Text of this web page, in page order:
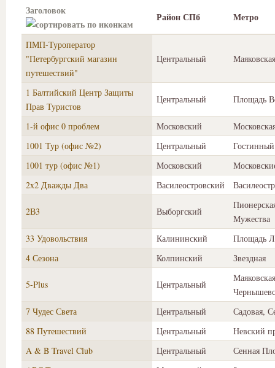
Заголовок
Район СПб Метро
ПМП-Туроператор
"Петербургский магазин
путешествий"
Центральный Маяковская
1 Балтийский Центр Защиты
Прав Туристов
Центральный Площадь
1-й офис 0 проблем Московский
1001 Тур (офис №2)
Центральный
1001 тур (офис №1)
Московский
2x2 Дважды Два
Василеостровский
2В3 Выборгский
Мужества
33 Удовольствия
Калининский
Площадь
4 Сезона
Колпинский Звездная
5-Plus Центральный
7 Чудес Света
Центральный
Садовая,
88 Путешествий
Центральный
Невский
A & B Travel Club
Центральный
Сенная